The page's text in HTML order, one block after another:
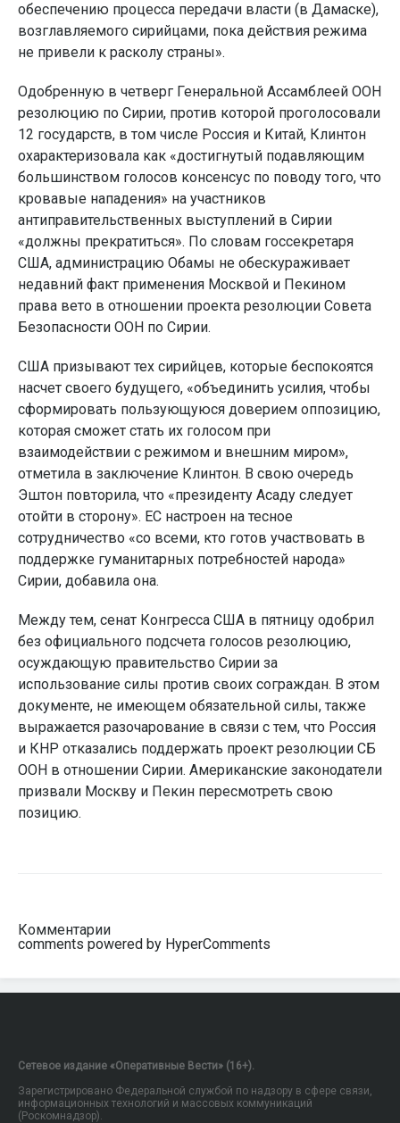
обеспечению процесса передачи власти (в Дамаске),
возглавляемого сирийцами, пока действия режима
не привели к расколу страны».
Одобренную в четверг Генеральной Ассамблеей ООН
резолюцию по Сирии, против которой проголосовали
12 государств, в том числе Россия и Китай, Клинтон
охарактеризовала как «достигнутый подавляющим
большинством голосов консенсус по поводу того, что
кровавые нападения» на участников
антиправительственных выступлений в Сирии
«должны прекратиться». По словам госсекретаря
США, администрацию Обамы не обескураживает
недавний факт применения Москвой и Пекином
права вето в отношении проекта резолюции Совета
Безопасности ООН по Сирии.
США призывают тех сирийцев, которые беспокоятся
насчет своего будущего, «объединить усилия, чтобы
сформировать пользующуюся доверием оппозицию,
которая сможет стать их голосом при
взаимодействии с режимом и внешним миром»,
отметила в заключение Клинтон. В свою очередь
Эштон повторила, что «президенту Асаду следует
отойти в сторону». ЕС настроен на тесное
сотрудничество «со всеми, кто готов участвовать в
поддержке гуманитарных потребностей народа»
Сирии, добавила она.
Между тем, сенат Конгресса США в пятницу одобрил
без официального подсчета голосов резолюцию,
осуждающую правительство Сирии за
использование силы против своих сограждан. В этом
документе, не имеющем обязательной силы, также
выражается разочарование в связи с тем, что Россия
и КНР отказались поддержать проект резолюции СБ
ООН в отношении Сирии. Американские законодатели
призвали Москву и Пекин пересмотреть свою
позицию.
Комментарии
comments powered by HyperComments
Сетевое издание «Оперативные Вести» (16+).
Зарегистрировано Федеральной службой по надзору в сфере связи,
информационных технологий и массовых коммуникаций
(Роскомнадзор).